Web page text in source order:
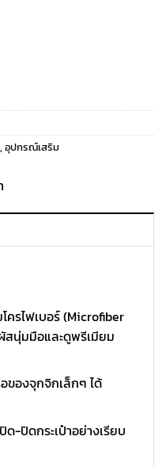
฿.
, อุปกรณ์เสริม
ครไฟเบอร์ (Microfiber
นุ่มมือและดูพรีเมียม
ของจุกจิกเล็กๆ ได้
-ปิดกระเป๋าอย่างเรียบ